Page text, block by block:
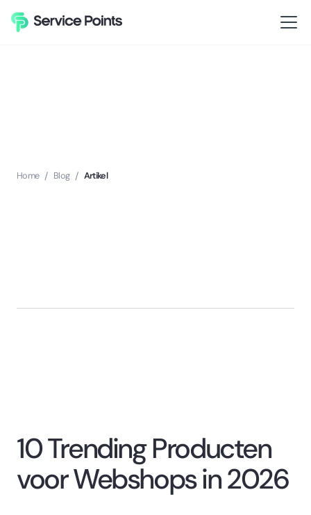
Home / Blog / Artikel
10 Trending Producten
voor Webshops in 2026